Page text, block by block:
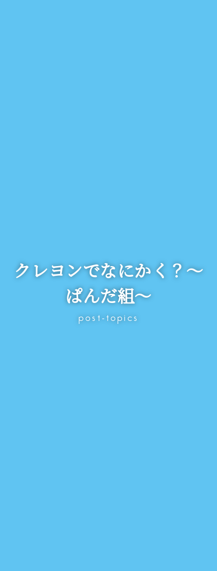
クレヨンでなにかく？～
ぱんだ組～
post-topics